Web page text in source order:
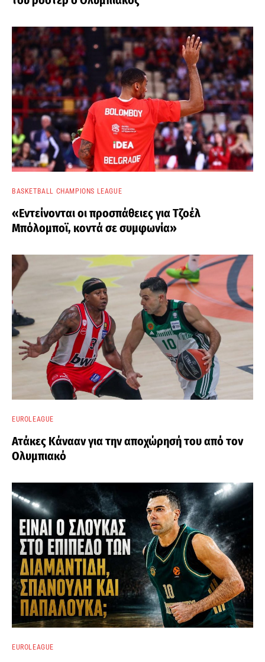
BASKETBALL CHAMPIONS LEAGUE
«Εντείνονται οι προσπάθειες για Τζοέλ
Μπόλομποϊ, κοντά σε συμφωνία»
EUROLEAGUE
Ατάκες Κάνααν για την αποχώρησή του από τον
Ολυμπιακό
EUROLEAGUE